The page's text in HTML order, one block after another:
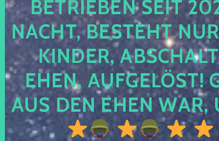
TRIEBEN SEIT 2024
CHT, BESTEHT NUR
NDER,
EN, AUFGELÖST!
S DEN EHEN WAR,